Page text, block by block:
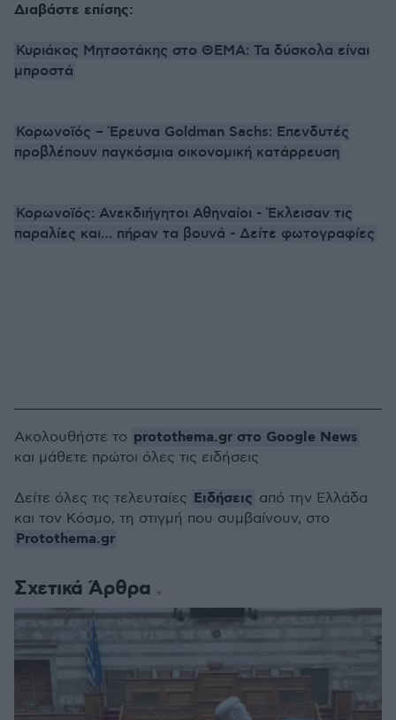
Διαβάστε επίσης:
Κυριάκος Μητσοτάκης στο ΘΕΜΑ: Τα δύσκολα είναι
μπροστά
Κορωνοϊός – Έρευνα Goldman Sachs: Επενδυτές
προβλέπουν παγκόσμια οικονομική κατάρρευση
Κορωνοϊός: Ανεκδιήγητοι Αθηναίοι - Έκλεισαν τις
παραλίες και… πήραν τα βουνά - Δείτε φωτογραφίες
Σχετικά Άρθρα
Ακολουθήστε το protothema.gr στο Google News
και μάθετε πρώτοι όλες τις ειδήσεις
Δείτε όλες τις τελευταίες Ειδήσεις από την Ελλάδα
και τον Κόσμο, τη στιγμή που συμβαίνουν, στο
Protothema.gr